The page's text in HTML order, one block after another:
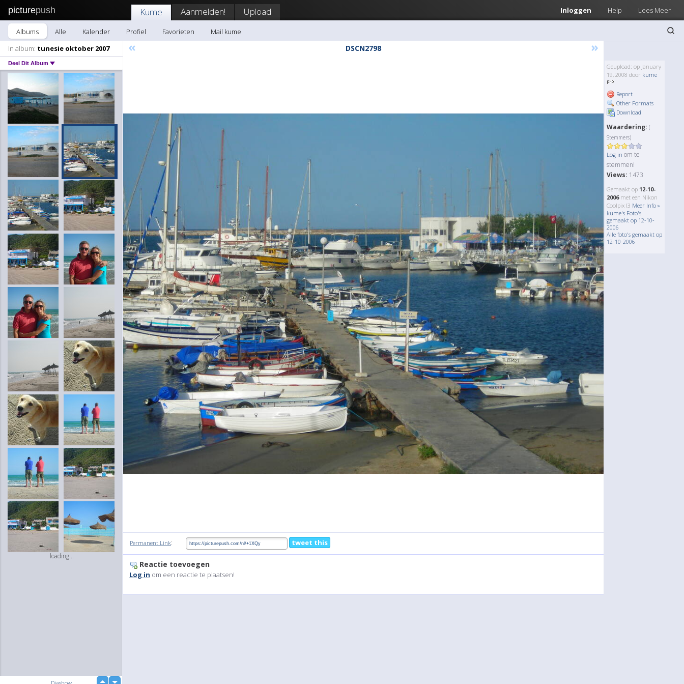
picturepush Inloggen Help Lees Meer
Kume Aanmelden! Upload
Albums Alle Kalender Profiel Favorieten
Mail kume
In album: tunesie oktober 2007
Deel Dit Album
loading...
« DSCN2798 »
Geupload: op January
19, 2008 door kume
Report
Other Formats
Download
Waardering: (
Stemmers)
Log in om te
stemmen!
Views: 1473
Gemaakt op 12-10-
2006met een Nikon
Coolpix l3 Meer Info »
kume's Foto's
gemaakt op 12-10-
2006
Alle foto's gemaakt op
12-10-2006
Permanent Link: tweet this
Reactie toevoegen
Log in om een reactie te plaatsen!